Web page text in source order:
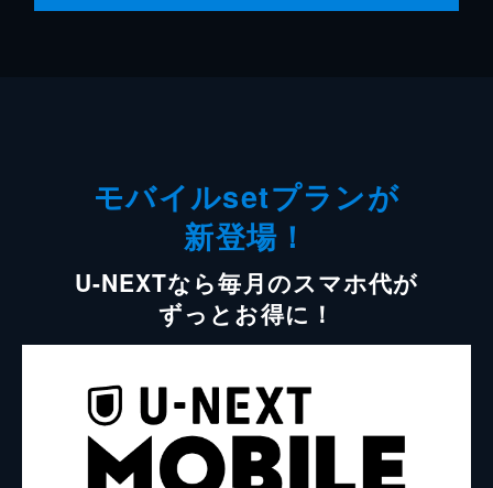
モバイルsetプランが
新登場！
U-NEXTなら毎月のスマホ代が
ずっとお得に！